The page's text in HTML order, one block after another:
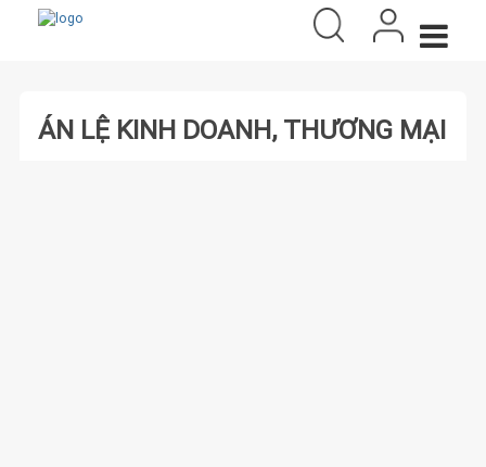
ÁN LỆ KINH DOANH, THƯƠNG MẠI